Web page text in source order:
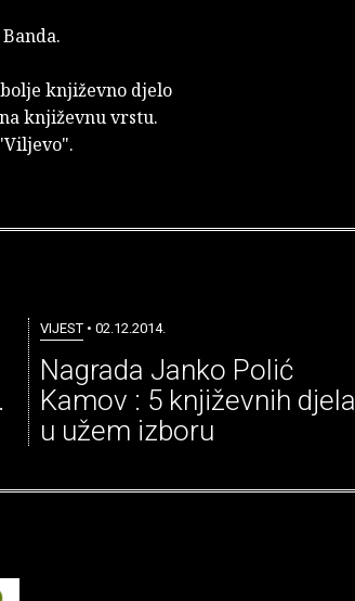
književno djelo
književnu vrstu.
VIJEST• 02.12.2014.
Nagrada Janko Polić
Kamov : 5 književnih djela
u užem izboru